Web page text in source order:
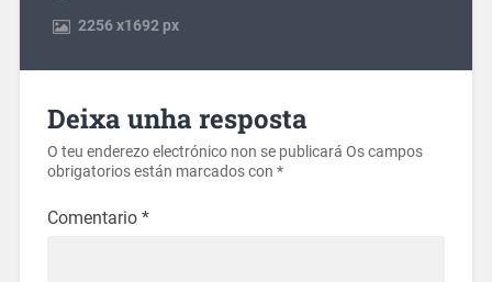
2256x1692 px
Deixa unha resposta
O teu enderezo electrónico non se publicará Os campos
obrigatorios están marcados con *
Comentario *